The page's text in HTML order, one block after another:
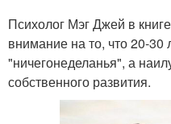
Психолог Мэг Джей в
внимание на то, что 20-30
"ничегонеделанья", а
собственного развития.